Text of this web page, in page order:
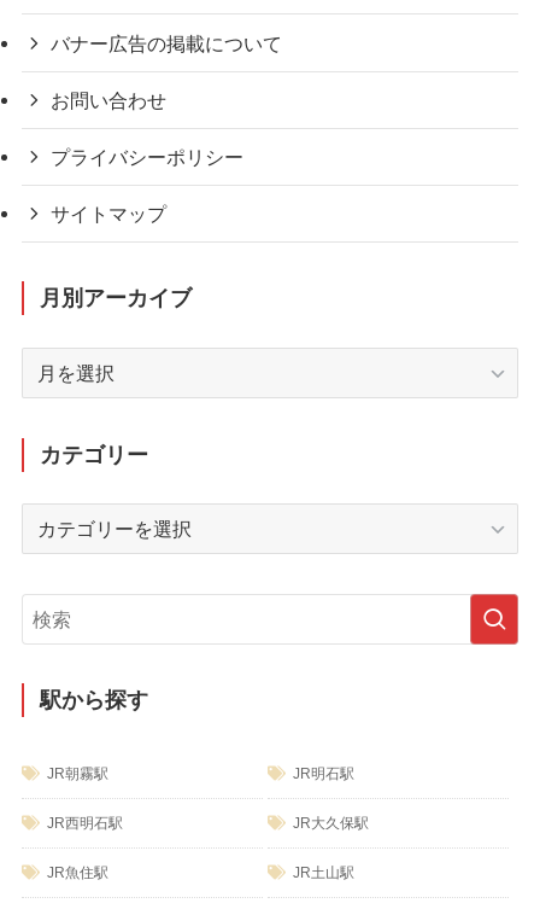
バナー広告の掲載について
お問い合わせ
プライバシーポリシー
サイトマップ
月別アーカイブ
イ
ブ
カテゴリー
リ
ー
駅から探す
JR朝霧駅 JR明石駅
JR西明石駅 JR大久保駅
JR魚住駅 JR土山駅